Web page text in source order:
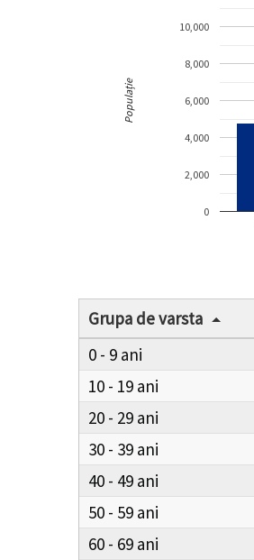
0
2,000
4,000
6,000
8,000
10,000
Populație
Grupa de varsta
0 - 9
10 - 19
20 - 29
30 - 39
40 - 49
50 - 59
60 - 69